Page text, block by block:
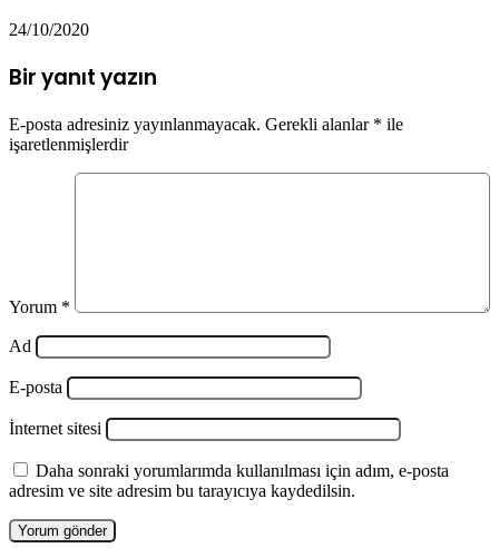
24/10/2020
Bir yanıt yazın
E-posta adresiniz yayınlanmayacak. Gerekli alanlar * ile
işaretlenmişlerdir
Yorum *
Ad
E-posta
İnternet sitesi
Daha sonraki yorumlarımda kullanılması için adım, e-posta
adresim ve site adresim bu tarayıcıya kaydedilsin.